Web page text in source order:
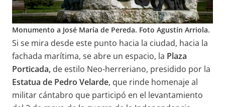
Monumento a José María de Pereda. Foto Agustín Arriola.
Si se mira desde este punto hacia la ciudad, hacia la
fachada marítima, se abre un espacio, la Plaza
Porticada, de estilo Neo-herreriano, presidido por la
Estatua de Pedro Velarde, que rinde homenaje al
militar cántabro que participó en el levantamiento